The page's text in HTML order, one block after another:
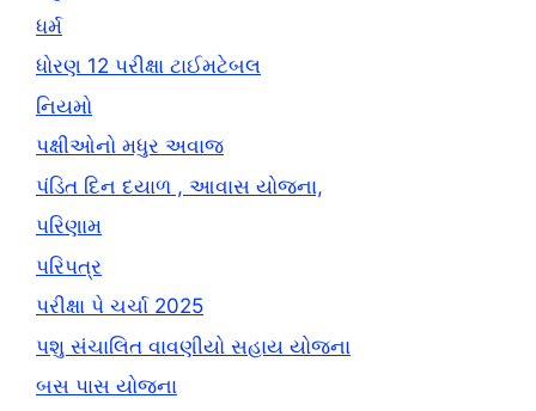
ધર્મ
ધોરણ 12 પરીક્ષા ટાઈમટેબલ
નિયમો
પક્ષીઓનો મધુર અવાજ
પંડિત દિન દયાળ , આવાસ યોજના,
પરિણામ
પરિપત્ર
પરીક્ષા પે ચર્ચા 2025
પશુ સંચાલિત વાવણીયો સહાય યોજના
બસ પાસ યોજના